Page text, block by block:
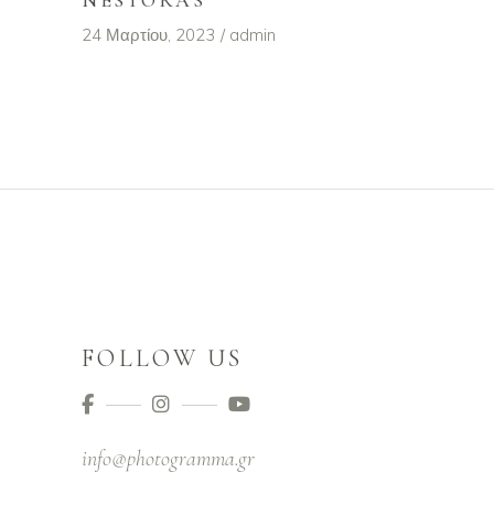
24 Μαρτίου, 2023 admin
FOLLOW US
info@photogramma.gr